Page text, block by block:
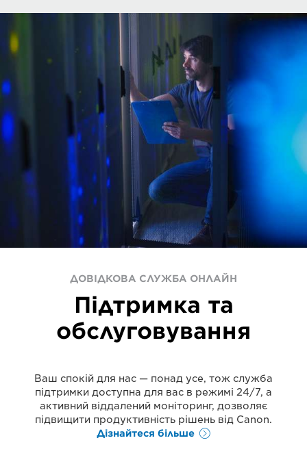
ДОВІДКОВА СЛУЖБА ОНЛАЙН
Підтримка та
обслуговування
Ваш спокій для нас — понад усе, тож служба
підтримки доступна для вас в режимі 24/7, а
активний віддалений моніторинг, дозволяє
підвищити продуктивність рішень від Canon.
Дізнайтеся більше